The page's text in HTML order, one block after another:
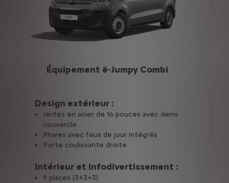
Équipement ë-Jumpy Combi
Design extérieur :
Jantes en acier de 16 pouces avec demi-
couvercle
Phares avec feux de jour intégrés
Porte coulissante droite
Intérieur et infodivertissement :
9 places (3+3+3)